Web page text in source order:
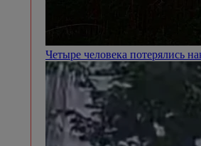
Четыре человека потерялись